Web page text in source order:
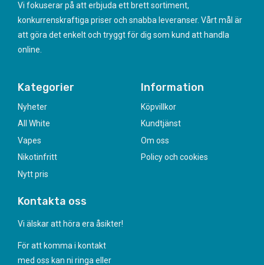
Vi fokuserar på att erbjuda ett brett sortiment,
konkurrenskraftiga priser och snabba leveranser. Vårt mål är
att göra det enkelt och tryggt för dig som kund att handla
online.
Kategorier
Nyheter
All White
Vapes
Nikotinfritt
Nytt pris
Information
Köpvillkor
Kundtjänst
Om oss
Policy och cookies
Kontakta oss
Vi älskar att höra era åsikter!
För att komma i kontakt
med oss kan ni ringa eller